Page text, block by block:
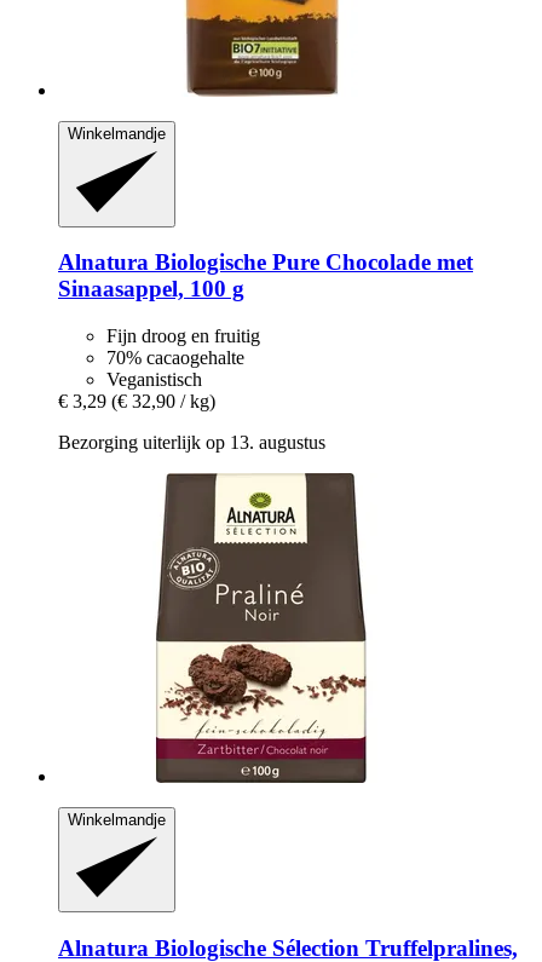
Winkelmandje
Alnatura Biologische Pure Chocolade met
Sinaasappel, 100 g
Fijn droog en fruitig
70% cacaogehalte
Veganistisch
€ 3,29 (€ 32,90 / kg)
Bezorging uiterlijk op 13. augustus
Winkelmandje
Alnatura Biologische Sélection Truffelpralines,